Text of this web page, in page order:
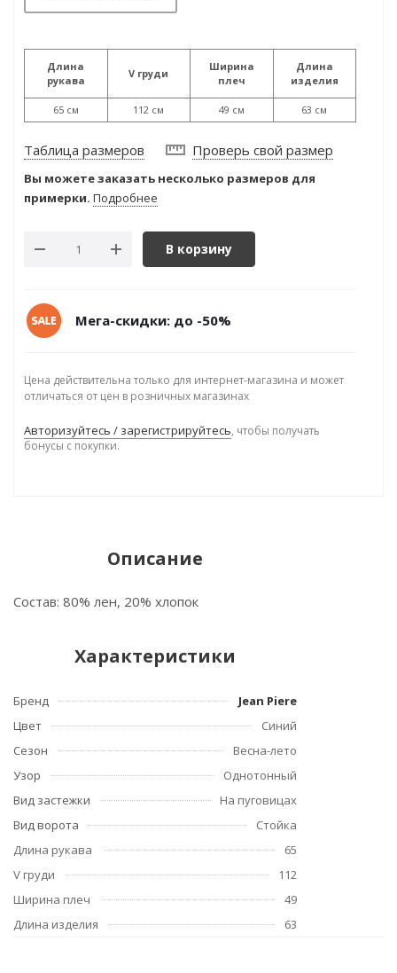
Длина
рукава
65 см
V груди
112 см
Ширина
плеч
49 см
Длина
изделия
63 см
Таблица размеров Проверь свой размер
Вы можете заказать несколько размеров для
примерки. Подробнее
В корзину
Мега-скидки: до -50%
Цена действительна только для интернет-магазина и может
отличаться от цен в розничных магазинах
Авторизуйтесь / зарегистрируйтесь, чтобы получать
бонусы с покупки.
Описание
Состав: 80% лен, 20% хлопок
Характеристики
Бренд
Jean Piere
Цвет
Синий
Сезон
Весна-лето
Узор
Однотонный
Вид застежки
На пуговицах
Вид ворота
Стойка
Длина рукава
65
V груди
112
Ширина плеч
49
Длина изделия
63